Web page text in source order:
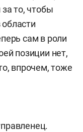
по
, который,
«пока еще
ими
могут
то, чтобы
сам в роли
позиции нет,
впрочем, тоже